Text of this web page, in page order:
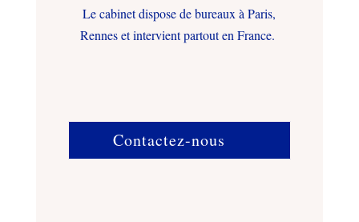
Le cabinet dispose de bureaux à Paris,
Rennes et intervient partout en France.
Contactez-nous